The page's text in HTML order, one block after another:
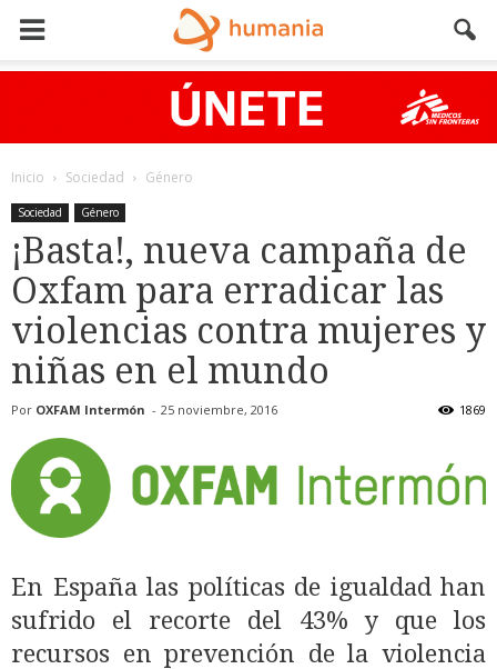
Inicio Sociedad Género
Sociedad Género
¡Basta!, nueva campaña de
Oxfam para erradicar las
violencias contra mujeres y
niñas en el mundo
Por OXFAM Intermón - 25 noviembre, 2016 1869
En España las políticas de igualdad han
sufrido el recorte del 43% y que los
recursos en prevención de la violencia